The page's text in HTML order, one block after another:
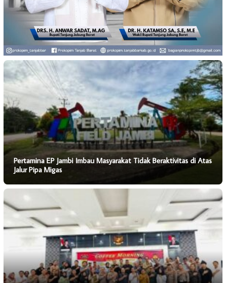
Pertamina EP Jambi Imbau Masyarakat Tidak Beraktivitas di Atas
Jalur Pipa Migas